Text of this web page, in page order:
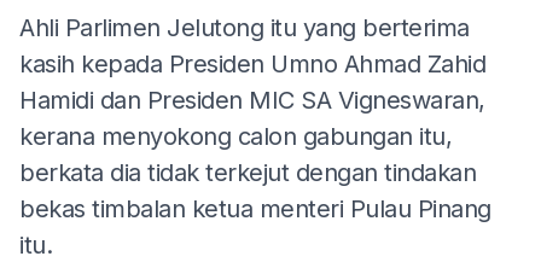
Ahli Parlimen Jelutong itu yang berterima
kasih kepada Presiden Umno Ahmad Zahid
Hamidi dan Presiden MIC SA Vigneswaran,
kerana menyokong calon gabungan itu,
berkata dia tidak terkejut dengan tindakan
bekas timbalan ketua menteri Pulau Pinang
itu.